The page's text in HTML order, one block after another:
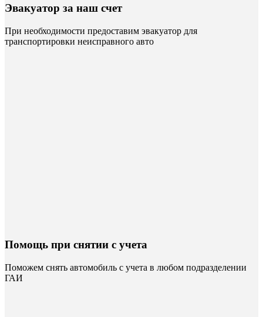
Эвакуатор за наш счет
При необходимости предоставим эвакуатор для
транспортировки неисправного авто
Помощь при снятии с учета
Поможем снять автомобиль с учета в любом подразделении
ГАИ